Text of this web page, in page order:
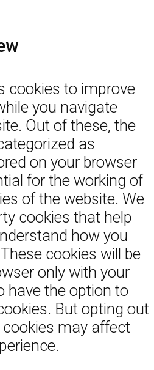
cookies to improve
you navigate
Out of these, the
as
on your browser
for the working of
of the website. We
cookies that help
how you
cookies will be
only with your
have the option to
But opting out
may affect